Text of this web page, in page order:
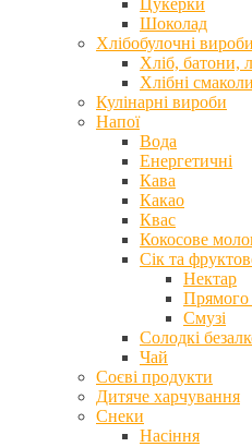
Цукерки
Шоколад
Хлібобулочні вироби
Хліб, батони,
Хлібні
Кулінарні вироби
Напої
Вода
Енергетичні
Кава
Какао
Квас
Кокосове
Сік та
Нектар
Прямого
Смузі
Солодкі
Чай
Соєві продукти
Дитяче харчування
Снеки
Насіння